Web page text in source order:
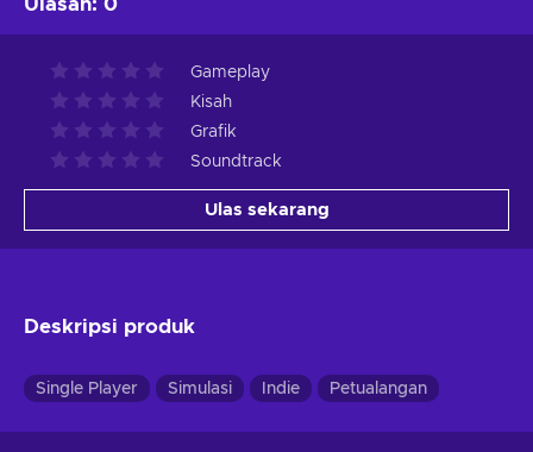
Gameplay
Kisah
Grafik
Soundtrack
Ulas sekarang
Deskripsi produk
Single Player Simulasi Indie Petualangan